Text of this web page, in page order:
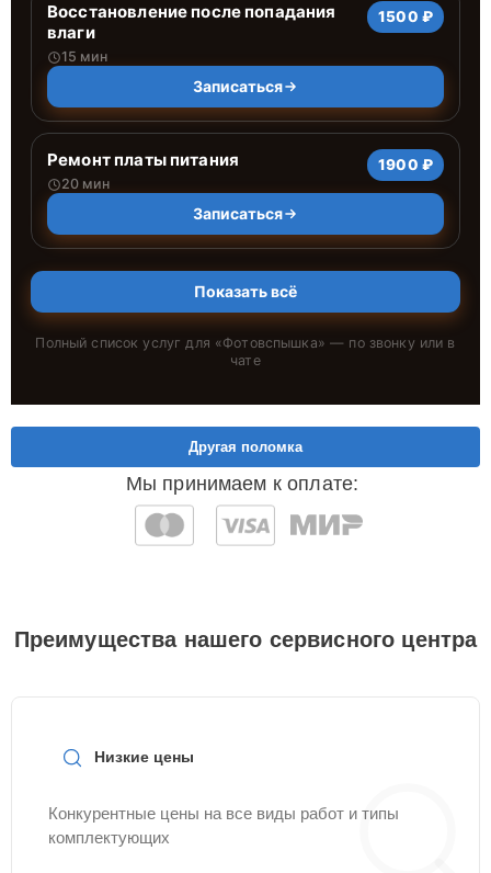
Восстановление после попадания
влаги
15 мин
1500 ₽
Записаться
Ремонт платы питания
20 мин
1900 ₽
Записаться
Показать всё
Полный список услуг для «Фотовспышка» — по звонку или в
чате
Мы принимаем к оплате:
Другая поломка
Преимущества нашего сервисного центра
Низкие цены
Конкурентные цены на все виды работ и типы
комплектующих